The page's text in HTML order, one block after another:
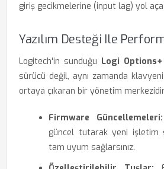
giriş gecikmelerine (input lag) yol
Yazılım Desteği Ile
Logitech'in sunduğu Logi Options+
sürücü değil, aynı zamanda
ortaya çıkaran bir yönetim
Firmware Güncellemeleri:
güncel tutarak yeni işletim
tam uyum sağlarsınız.